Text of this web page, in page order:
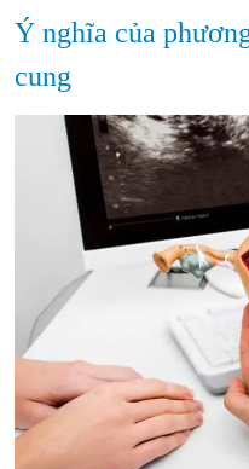
Ý nghĩa của
cung